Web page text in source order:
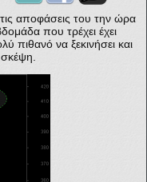
τις αποφάσεις του την ώρα
που τρέχει έχει
πιθανό να ξεκινήσει και